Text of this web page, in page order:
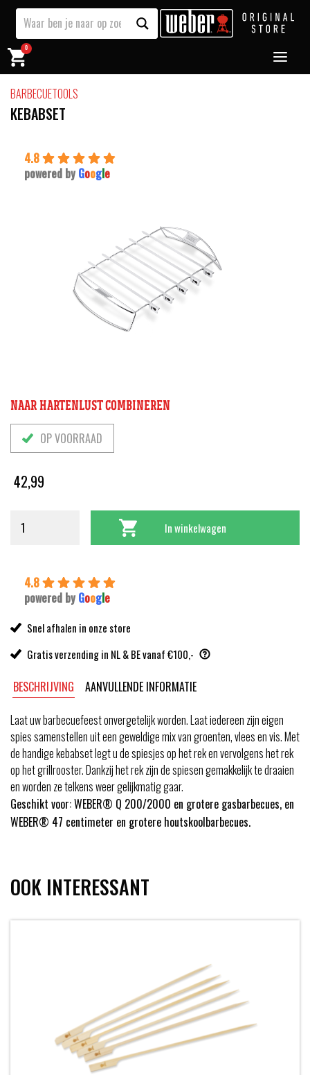
0
BARBECUETOOLS
KEBABSET
4.8
powered by Google
NAAR HARTENLUST COMBINEREN
OP VOORRAAD
42,99
In winkelwagen
4.8
powered by Google
Snel afhalen in onze store
Gratis verzending in NL & BE vanaf €100,-
BESCHRIJVING
AANVULLENDE INFORMATIE
Laat uw barbecuefeest onvergetelijk worden. Laat iedereen zijn eigen
spies samenstellen uit een geweldige mix van groenten, vlees en vis. Met
de handige kebabset legt u de spiesjes op het rek en vervolgens het rek
op het grillrooster. Dankzij het rek zijn de spiesen gemakkelijk te draaien
en worden ze telkens weer gelijkmatig gaar.
Geschikt voor: WEBER® Q 200/2000 en grotere gasbarbecues, en
WEBER® 47 centimeter en grotere houtskoolbarbecues.
OOK INTERESSANT